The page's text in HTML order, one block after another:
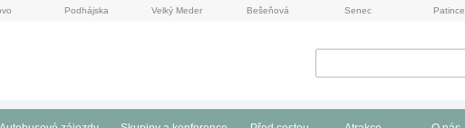
Podhájska Velký Meder Bešeňová Senec Patince